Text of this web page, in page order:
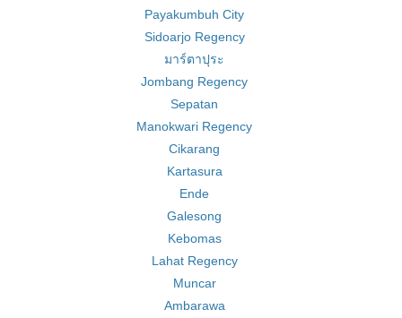
Payakumbuh City
Sidoarjo Regency
มาร์ตาปุระ
Jombang Regency
Sepatan
Manokwari Regency
Cikarang
Kartasura
Ende
Galesong
Kebomas
Lahat Regency
Muncar
Ambarawa